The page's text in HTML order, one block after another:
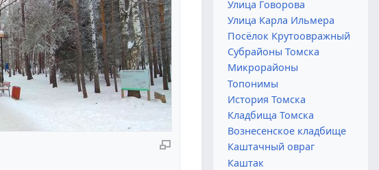
Улица Говорова
Улица Карла Ильмера
Посёлок Крутоовражный
Субрайоны Томска
Микрорайоны
Топонимы
История Томска
Кладбища Томска
Вознесенское кладбище
Каштачный овраг
Каштак